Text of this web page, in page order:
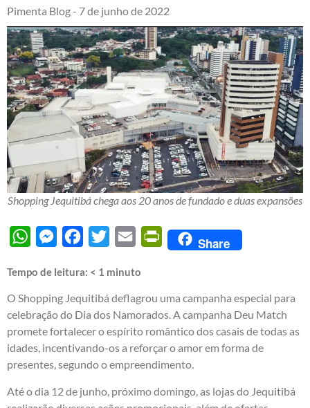
Pimenta Blog - 7 de junho de 2022
Shopping Jequitibá chega aos 20 anos de fundado e duas expansões
WhatsAppMessengerFacebook
Twitter Email PrintFriendly
Share
Tempo de leitura: < 1 minuto
O Shopping Jequitibá deflagrou uma campanha especial para
celebração do Dia dos Namorados. A campanha Deu Match
promete fortalecer o espírito romântico dos casais de todas as
idades, incentivando-os a reforçar o amor em forma de
presentes, segundo o empreendimento.
Até o dia 12 de junho, próximo domingo, as lojas do Jequitibá